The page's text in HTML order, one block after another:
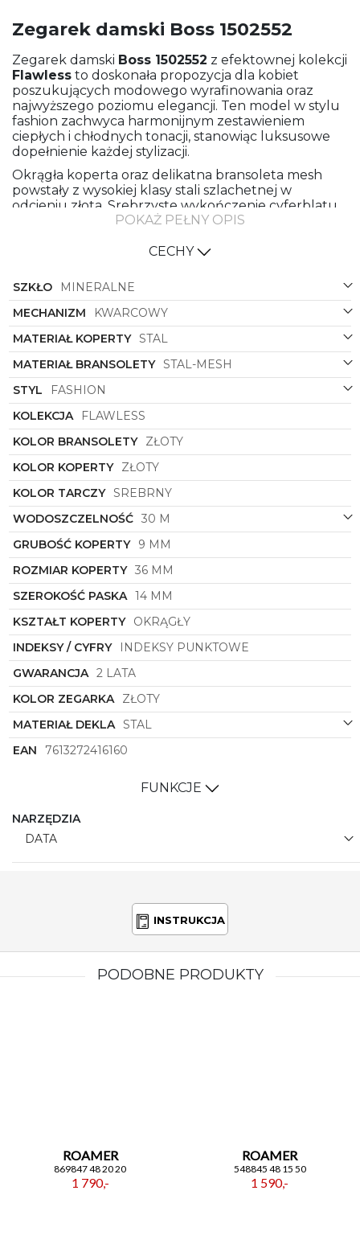
Zegarek damski Boss 1502552
Zegarek damski Boss 1502552 z efektownej kolekcji
Flawless to doskonała propozycja dla kobiet
poszukujących modowego wyrafinowania oraz
najwyższego poziomu elegancji. Ten model w stylu
fashion zachwyca harmonijnym zestawieniem
ciepłych i chłodnych tonacji, stanowiąc luksusowe
dopełnienie każdej stylizacji.
Okrągła koperta oraz delikatna bransoleta mesh
powstały z wysokiej klasy stali szlachetnej w
odcieniu złota. Srebrzyste wykończenie cyferblatu
pięknie odbija światło, zapewniając wyjątkową
lekkości. To eleganckie połączenie barw sprawia, że
codziennych zestawach ubrań, jak i podczas
wyjątkowych, wieczorowych wyjść.
Boss 1502552stanowi uosobienie nowoczesnego
szyku oraz dbałości o detale, z czego słynie ten
uznany dom mody. Starannie wyselekcjonowane
materiały gwarantują trwałość oraz wyśmienity
komfort noszenia przez cały dzień. To doskonały
wybór dla pewnych siebie kobiet, które poprzez
wysmakowane akcesoria pragną podkreślić swoją
indywidualność i wyjątkowe wyczucie stylu.
POKAŻ PEŁNY OPIS
CECHY
SZKŁO
MINERALNE
MECHANIZM
KWARCOWY
MATERIAŁ KOPERTY STAL
MATERIAŁ BRANSOLETY STAL-MESH
STYL
FASHION
KOLEKCJA
FLAWLESS
KOLOR BRANSOLETY ZŁOTY
KOLOR KOPERTY ZŁOTY
KOLOR TARCZY SREBRNY
WODOSZCZELNOŚĆ 30 M
GRUBOŚĆ KOPERTY 9 MM
ROZMIAR KOPERTY 36 MM
SZEROKOŚĆ PASKA 14 MM
KSZTAŁT KOPERTY OKRĄGŁY
INDEKSY / CYFRY
INDEKSY PUNKTOWE
GWARANCJA 2 LATA
KOLOR ZEGARKA ZŁOTY
MATERIAŁ DEKLA STAL
EAN
7613272416160
FUNKCJE
NARZĘDZIA
DATA
INSTRUKCJA
PODOBNE PRODUKTY
ROAMER
869847 48 20 20
1 790,-
ROAMER
548845 48 15 50
1 590,-